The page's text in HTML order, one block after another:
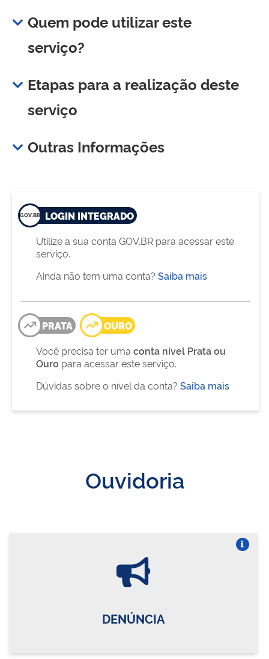
Quem pode utilizar este
serviço?
Etapas para a realização deste
serviço
Outras Informações
LOGIN INTEGRADO
Utilize a sua conta GOV.BR para acessar este
serviço.
Ainda não tem uma conta? Saiba mais
PRATA
OURO
Você precisa ter uma conta nível Prata ou
Ouro para acessar este serviço.
Dúvidas sobre o nível da conta? Saiba mais
Ouvidoria
DENÚNCIA